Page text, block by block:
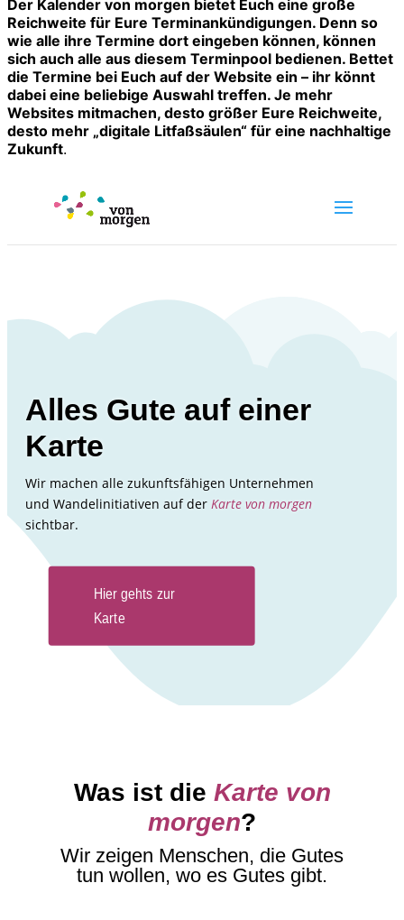
Der Kalender von morgen bietet Euch eine große
Reichweite für Eure Terminankündigungen. Denn so
wie alle ihre Termine dort eingeben können, können
sich auch alle aus diesem Terminpool bedienen. Bettet
die Termine bei Euch auf der Website ein – ihr könnt
dabei eine beliebige Auswahl treffen. Je mehr
Websites mitmachen, desto größer Eure Reichweite,
desto mehr „digitale Litfaßsäulen“ für eine nachhaltige
Zukunft.